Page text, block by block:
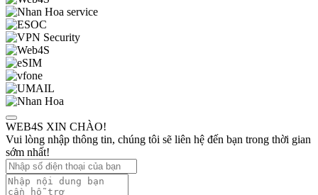
WEB4S XIN CHÀO!
Vui lòng nhập thông tin, chúng tôi sẽ liên hệ đến bạn trong thời gian
sớm nhất!